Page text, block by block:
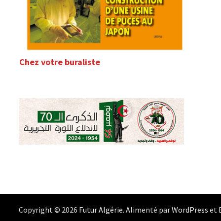
Chez votre buraliste
Copyright © 2026 Futur Algérie. Alimenté parWordPress et